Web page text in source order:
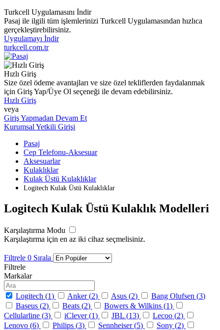
Turkcell Uygulamasını İndir
Pasaj ile ilgili tüm işlemlerinizi Turkcell Uygulamasından hızlıca
gerçekleştirebilirsiniz.
Uygulamayı İndir
turkcell.com.tr
Hızlı Giriş
Size özel ödeme avantajları ve size özel tekliflerden faydalanmak
için Giriş Yap/Üye Ol seçeneği ile devam edebilirsiniz.
Hızlı Giriş
veya
Giriş Yapmadan Devam Et
Kurumsal Yetkili Girişi
Pasaj
Cep Telefonu-Aksesuar
Aksesuarlar
Kulaklıklar
Kulak Üstü Kulaklıklar
Logitech Kulak Üstü Kulaklıklar
Logitech Kulak Üstü Kulaklık Modelleri
Karşılaştırma Modu
Karşılaştırma için en az iki cihaz seçmelisiniz.
Filtrele 0 Sırala
Filtrele
Markalar
Logitech (1) Anker (2) Asus (2) Bang Olufsen (3)
Baseus (2) Beats (2) Bowers & Wilkins (1)
Cellularline (3) iClever (1) JBL (13) Lecoo (2)
Lenovo (6) Philips (3) Sennheiser (5) Sony (2)